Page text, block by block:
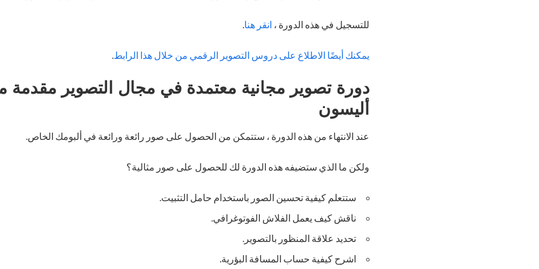
للتسجيل في هذه الدورة ، انقر هنا
يمكنك أيضًا الاطلاع على دروس التصوير الرقمي من خلال هذا الرابط
دورة تصوير مجانية معتمدة في مجال التصوير
أليسون
عند الانتهاء من هذه الدورة ، ستتمكن من الحصول على صور رائعة ورائعة في ألبومك الخاص.
ولكن ما الذي ستضيفه هذه الدورة لك للحصول على صور مثالية؟
ستتعلم كيفية تحسين الصور باستخدام حامل التثبيت.
ناقش كيف يعمل الفلاش الفوتوغرافي.
تحديد علاقة المنظور بالتصوير.
اشرح كيفية حساب المسافة البؤرية.